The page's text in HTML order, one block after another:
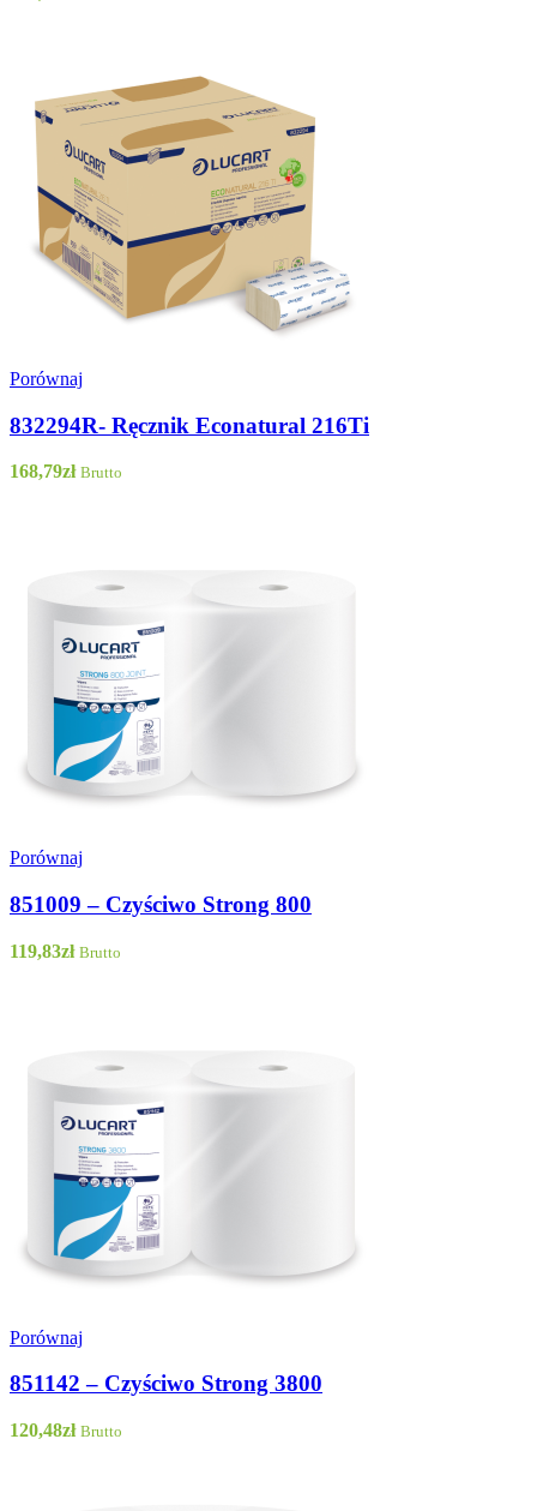
Porównaj
832294R- Ręcznik Econatural 216Ti
168,79zł Brutto
Porównaj
851009 – Czyściwo Strong 800
119,83zł Brutto
Porównaj
851142 – Czyściwo Strong 3800
120,48zł Brutto